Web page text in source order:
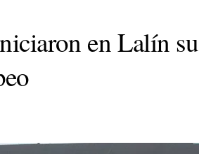
en Lalín su